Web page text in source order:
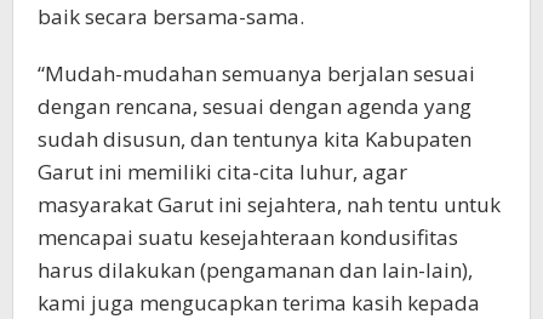
baik secara bersama-sama.
“Mudah-mudahan semuanya berjalan sesuai
dengan rencana, sesuai dengan agenda yang
sudah disusun, dan tentunya kita Kabupaten
Garut ini memiliki cita-cita luhur, agar
masyarakat Garut ini sejahtera, nah tentu untuk
mencapai suatu kesejahteraan kondusifitas
harus dilakukan (pengamanan dan lain-lain),
kami juga mengucapkan terima kasih kepada